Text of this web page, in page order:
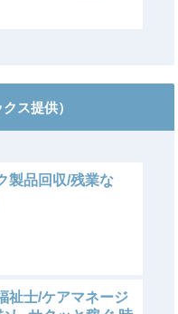
ス提供）
製品回収/残業な
祉士/ケアマネージ